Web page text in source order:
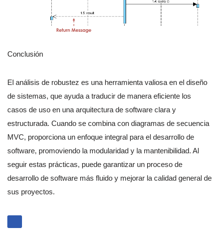
Conclusión
El análisis de robustez es una herramienta valiosa en el diseño
de sistemas, que ayuda a traducir de manera eficiente los
casos de uso en una arquitectura de software clara y
estructurada. Cuando se combina con diagramas de secuencia
MVC, proporciona un enfoque integral para el desarrollo de
software, promoviendo la modularidad y la mantenibilidad. Al
seguir estas prácticas, puede garantizar un proceso de
desarrollo de software más fluido y mejorar la calidad general de
sus proyectos.